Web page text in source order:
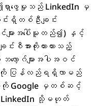
ာဖွေမှုသည် LinkedIn မှ
းရှိတစ်ဦးချင်း
ားအပေါ်မူတည်၍) နှင့်
အားကိုးကားထားသည့်
ဘလော့ဂ်များအပါအဝင်
းကို ပြန်လည်ရရှိလာမည်
ကို Google မှတစ်ဆင့်
LinkedIn သို့မဟုတ်